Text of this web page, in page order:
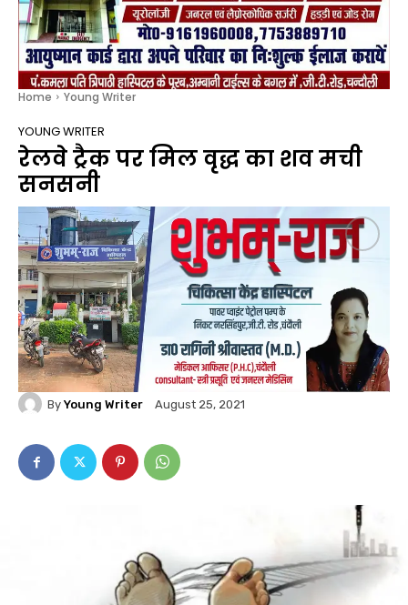
Home Young Writer
YOUNG WRITER
रेलवे ट्रैक पर मिल वृद्ध का शव मची
सनसनी
By Young Writer August 25, 2021